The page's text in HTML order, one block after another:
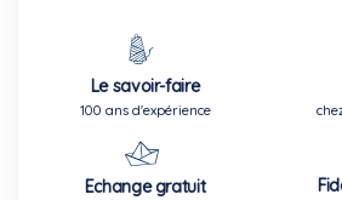
Le savoir-faire
100 ans d'expérience
Echange gratuit